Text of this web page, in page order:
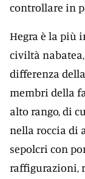
controllare in
Hegra è la più
civiltà
differenza
membri della
alto rango, di
nella roccia di
sepolcri con
raffigurazioni,